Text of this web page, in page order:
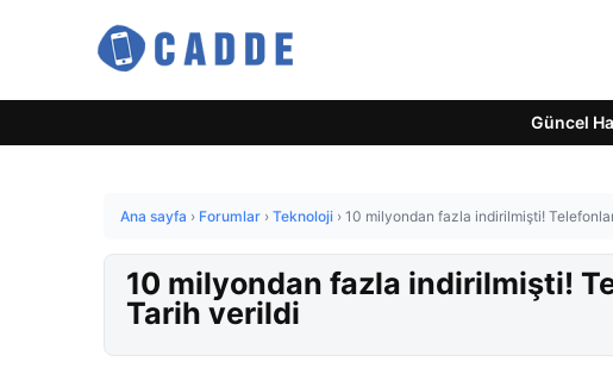
Güncel
Ana sayfa › Forumlar › Teknoloji › 10 milyondan fazla indirilmişti!
10 milyondan fazla indirilmişti!
Tarih verildi